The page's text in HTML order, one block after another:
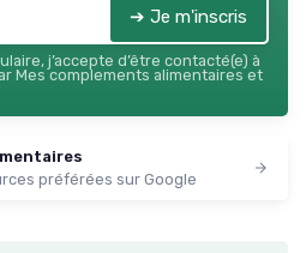
➔ Je m'inscris
j’accepte d’être contacté(e) à
Mes complements alimentaires et
préférées sur Google